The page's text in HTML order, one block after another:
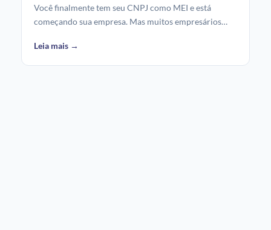
Você finalmente tem seu CNPJ como MEI e está
começando sua empresa. Mas muitos empresários…
Leia mais →